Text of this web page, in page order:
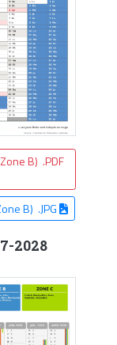
B) .PDF
B) .JPG
2028